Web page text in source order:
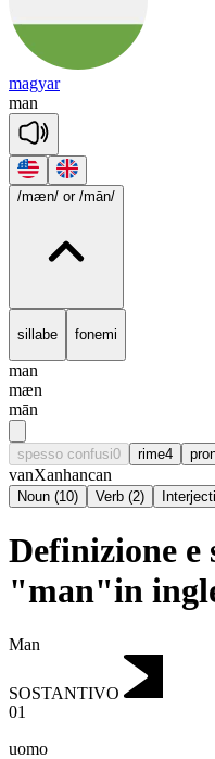
magyar
man
/mæn/ or /mān/
sillabe fonemi
man
mæn
mān
spesso confusi0 rime4
vanXanhancan
Noun (10) Verb (2)
Definizione
"man"in
Man
SOSTANTIVO
01
uomo